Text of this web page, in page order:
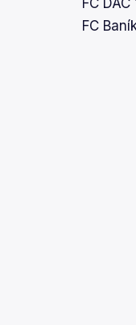
FC
FC